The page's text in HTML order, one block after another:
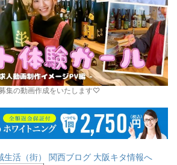
集の動画作成をいたします♡